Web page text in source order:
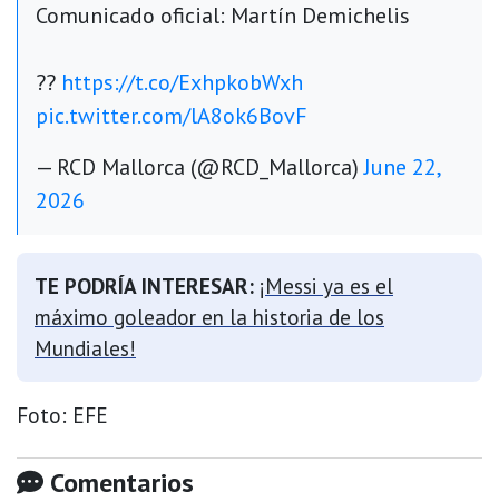
Comunicado oficial: Martín Demichelis
?? https://t.co/ExhpkobWxh
pic.twitter.com/lA8ok6BovF
— RCD Mallorca (@RCD_Mallorca)June 22,
2026
TE PODRÍA INTERESAR: ¡Messi ya es el
máximo goleador en la historia de los
Mundiales!
Foto: EFE
Comentarios